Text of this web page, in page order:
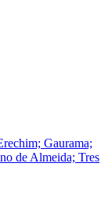
Gaurama;
de Almeida; Tres